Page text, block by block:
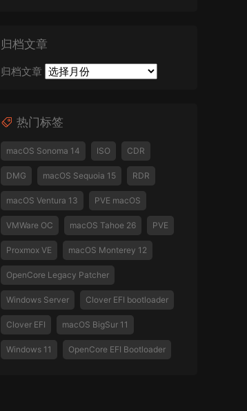
归档文章
归档文章
热门标签
macOS Sonoma 14 ISO CDR
DMG macOS Sequoia 15 RDR
macOS Ventura 13 PVE macOS
VMWare OC macOS Tahoe 26 PVE
Proxmox VE macOS Monterey 12
OpenCore Legacy Patcher
Windows Server Clover EFI bootloader
Clover EFI macOS BigSur 11
Windows 11 OpenCore EFI Bootloader